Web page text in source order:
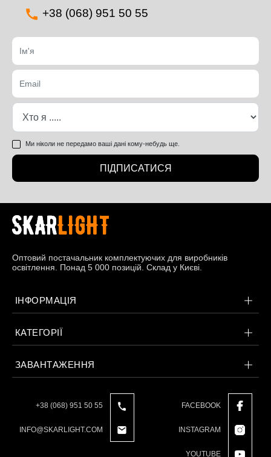
+38 (068) 951 50 55
Ми ніколи не передамо ваші дані кому-небудь ще.
ПІДПИСАТИСЯ
Оптовий постачальник комплектуючих для виробників
освітлення. Понад 5 000 позицій. Склад у Києві.
ІНФОРМАЦІЯ
КАТЕГОРІЇ
ЗАВАНТАЖЕННЯ
+38 (068) 951 50 55
INFO@SKARLIGHT.COM
FACEBOOK
INSTAGRAM
YOUTUBE